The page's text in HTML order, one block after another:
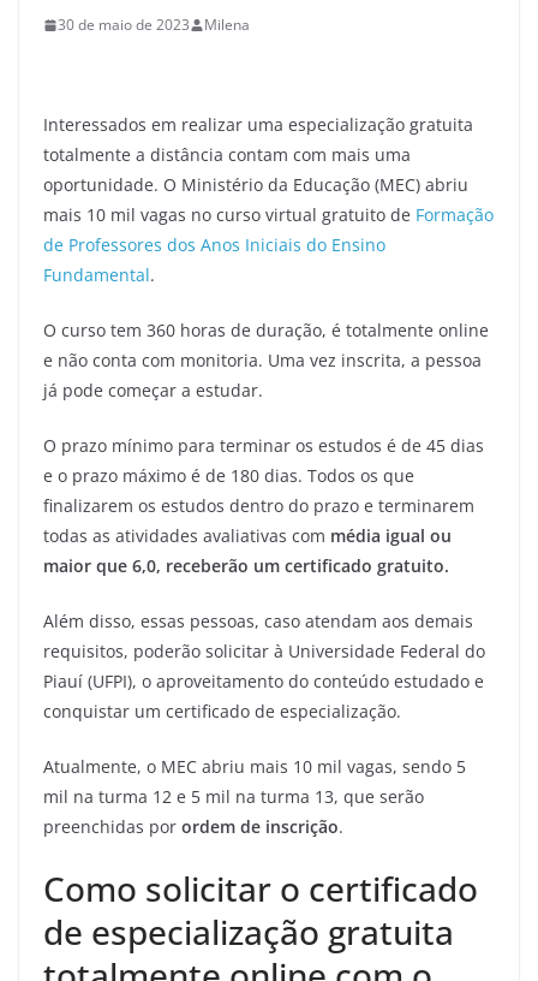
30 de maio de 2023 Milena
Interessados em realizar uma especialização gratuita
totalmente a distância contam com mais uma
oportunidade. O Ministério da Educação (MEC) abriu
mais 10 mil vagas no curso virtual gratuito de Formação
de Professores dos Anos Iniciais do Ensino
Fundamental.
O curso tem 360 horas de duração, é totalmente online
e não conta com monitoria. Uma vez inscrita, a pessoa
já pode começar a estudar.
O prazo mínimo para terminar os estudos é de 45 dias
e o prazo máximo é de 180 dias. Todos os que
finalizarem os estudos dentro do prazo e terminarem
todas as atividades avaliativas com média igual ou
maior que 6,0, receberão um certificado gratuito.
Além disso, essas pessoas, caso atendam aos demais
requisitos, poderão solicitar à Universidade Federal do
Piauí (UFPI), o aproveitamento do conteúdo estudado e
conquistar um certificado de especialização.
Atualmente, o MEC abriu mais 10 mil vagas, sendo 5
mil na turma 12 e 5 mil na turma 13, que serão
preenchidas por ordem de inscrição.
Como solicitar o certificado
de especialização gratuita